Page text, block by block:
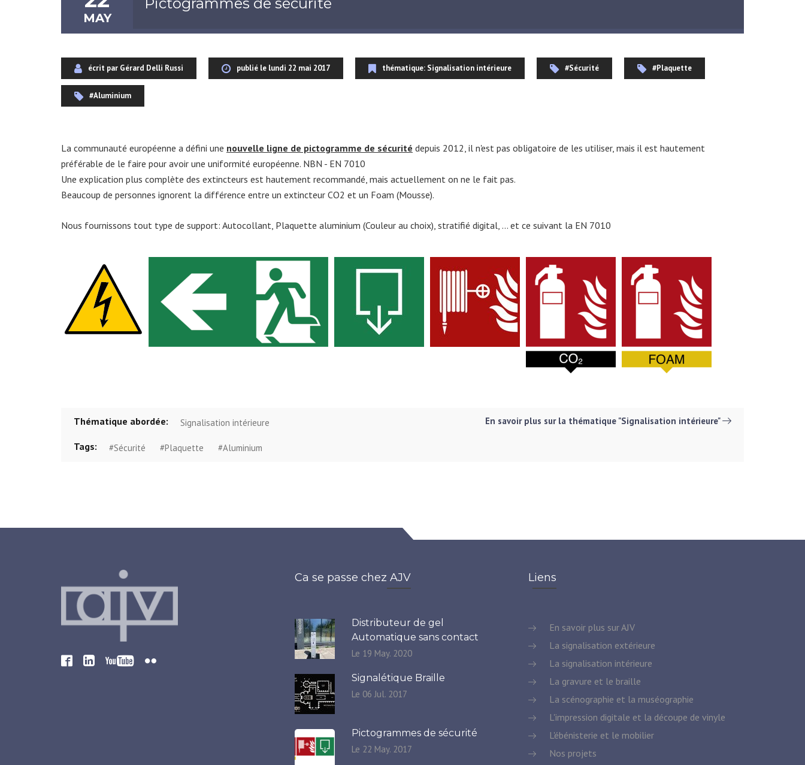
MAY
Pictogrammes de sécurité
écrit par Gérard Delli Russi publié le lundi 22 mai 2017 thématique: Signalisation intérieure #Sécurité #Plaquette
#Aluminium
La communauté européenne a défini une nouvelle ligne de pictogramme de sécurité depuis 2012, il n'est pas obligatoire de les utiliser, mais il est hautement
préférable de le faire pour avoir une uniformité européenne. NBN - EN 7010
Une explication plus complète des extincteurs est hautement recommandé, mais actuellement on ne le fait pas.
Beaucoup de personnes ignorent la différence entre un extincteur CO2 et un Foam (Mousse).
Nous fournissons tout type de support: Autocollant, Plaquette aluminium (Couleur au choix), stratifié digital, ... et ce suivant la EN 7010
Thématique abordée: Signalisation intérieure
Tags: #Sécurité #Plaquette #Aluminium
En savoir plus sur la thématique "Signalisation intérieure"
Ca se passe chez AJV
Distributeur de gel
Automatique sans contact
Le 19 May. 2020
Signalétique Braille
Le 06 Jul. 2017
Pictogrammes de sécurité
Le 22 May. 2017
Liens
En savoir plus sur AJV
La signalisation extérieure
La signalisation intérieure
La gravure et le braille
La scénographie et la muséographie
L'impression digitale et la découpe de vinyle
L'ébénisterie et le mobilier
Nos projets